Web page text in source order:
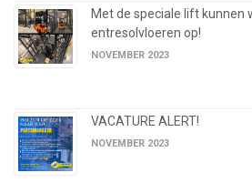
Met de speciale lift kunnen
entresolvloeren op!
NOVEMBER 2023
VACATURE ALERT!
NOVEMBER 2023